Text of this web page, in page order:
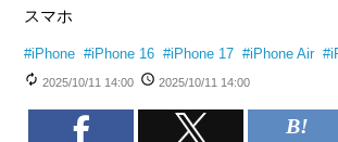
スマホ
#iPhone #iPhone 16 #iPhone 17 #iPhone Air #
2025/10/11 14:00 2025/10/11 14:00